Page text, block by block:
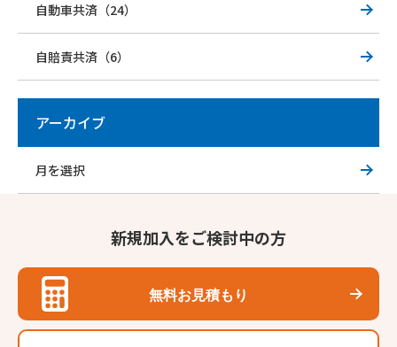
自動車共済（24）
自賠責共済（6）
アーカイブ
新規加入をご検討中の方
無料お見積もり